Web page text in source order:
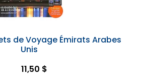
de Voyage Émirats Arabes
Unis
11,50 $